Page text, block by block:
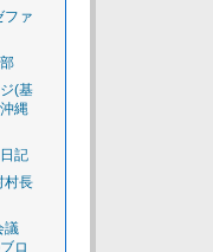
ファ
(基
縄
記
村長
議
ロ